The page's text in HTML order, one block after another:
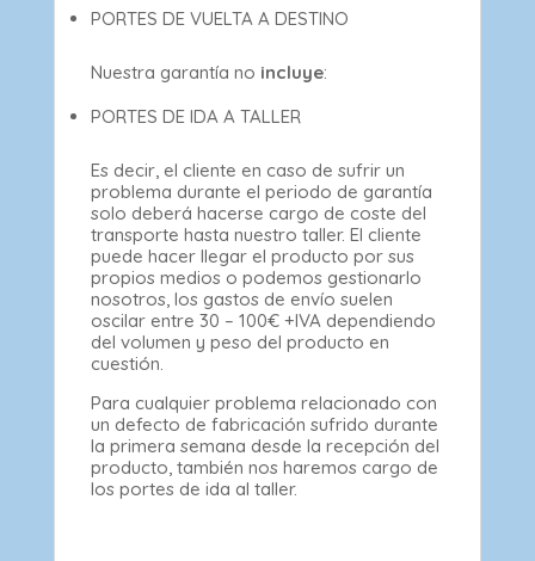
PORTES DE VUELTA A DESTINO
Nuestra garantía no incluye:
PORTES DE IDA A TALLER
Es decir, el cliente en caso de sufrir un
problema durante el periodo de garantía
solo deberá hacerse cargo de coste del
transporte hasta nuestro taller. El cliente
puede hacer llegar el producto por sus
propios medios o podemos gestionarlo
nosotros, los gastos de envío suelen
oscilar entre 30 – 100€ +IVA dependiendo
del volumen y peso del producto en
cuestión.
Para cualquier problema relacionado con
un defecto de fabricación sufrido durante
la primera semana desde la recepción del
producto, también nos haremos cargo de
los portes de ida al taller.